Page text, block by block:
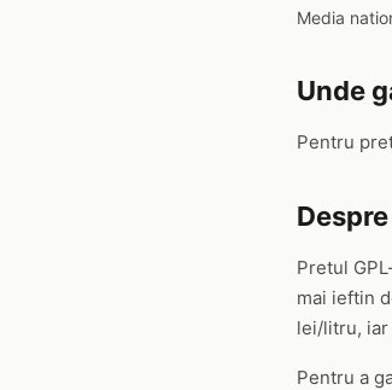
Media
Unde
Pentru
Pretul
mai ieftin
lei/litru, iar
Pentru a